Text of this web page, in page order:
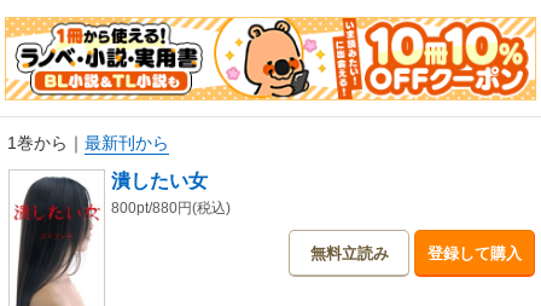
とりの愛した男との失恋を機に、徐々に狂っていく主人公の行く末とは？
1巻から ｜ 最新刊から
潰したい女
800pt/880円(税込)
無料立読み 登録して購入